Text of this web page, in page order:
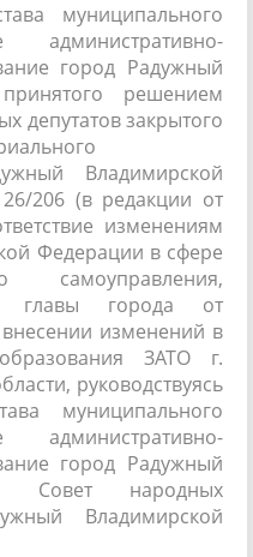
муниципального
административно-
город Радужный
решением
депутатов закрытого
Владимирской
206 (в редакции от
изменениям
Федерации в сфере
самоуправления,
главы города от
изменений в
ЗАТО г.
руководствуясь
муниципального
административно-
город Радужный
Совет народных
Владимирской